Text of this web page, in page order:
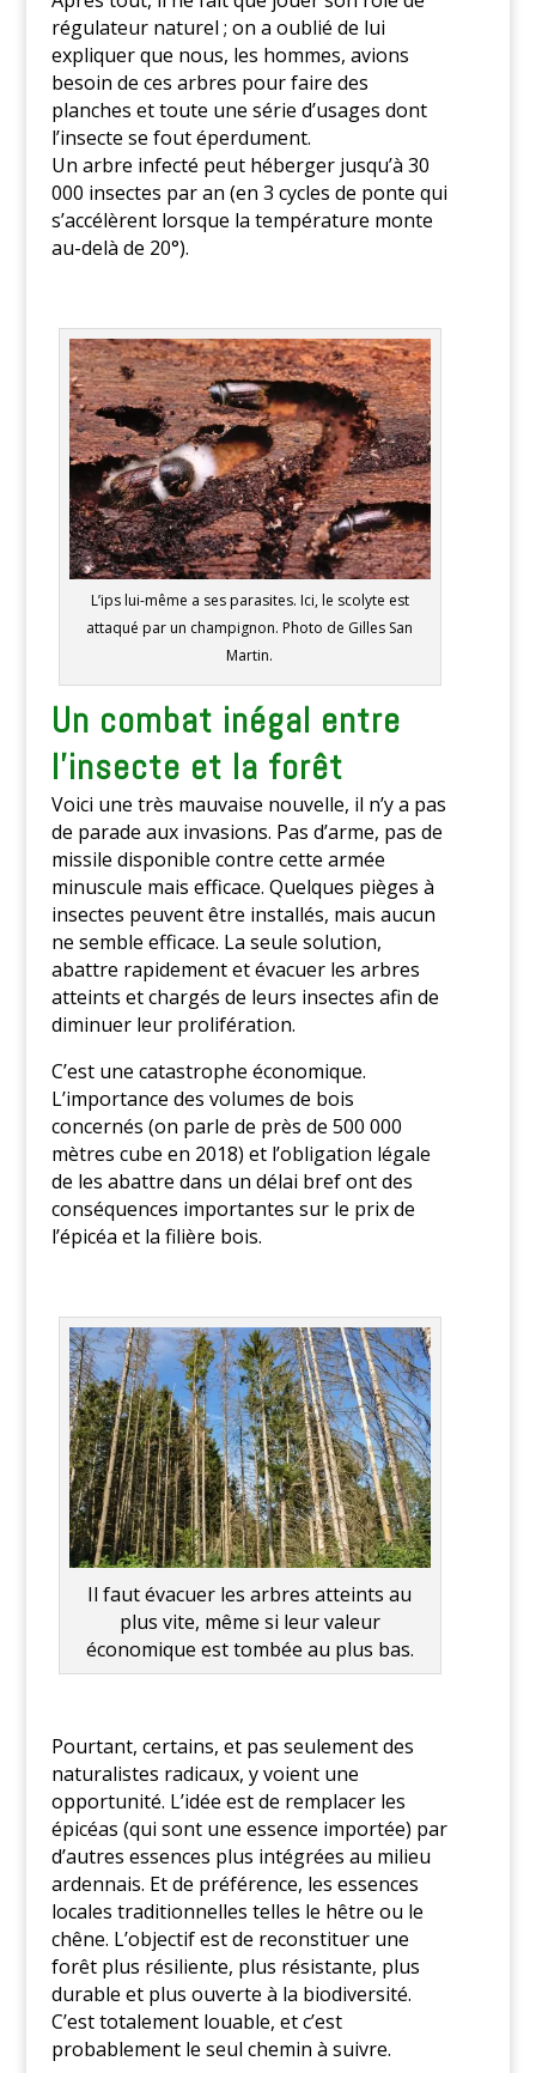
régulateur naturel ; on a oublié de lui
expliquer que nous, les hommes, avions
besoin de ces arbres pour faire des
planches et toute une série d’usages dont
l’insecte se fout éperdument.
Un arbre infecté peut héberger jusqu’à 30
000 insectes par an (en 3 cycles de ponte qui
s’accélèrent lorsque la température monte
au-delà de 20°).
L’ips lui-même a ses parasites. Ici, le scolyte est
attaqué par un champignon. Photo de Gilles San
Martin.
Un combat inégal entre
l’insecte et la forêt
Voici une très mauvaise nouvelle, il n’y a pas
de parade aux invasions. Pas d’arme, pas de
missile disponible contre cette armée
minuscule mais efficace. Quelques pièges à
insectes peuvent être installés, mais aucun
ne semble efficace. La seule solution,
abattre rapidement et évacuer les arbres
atteints et chargés de leurs insectes afin de
diminuer leur prolifération.
C’est une catastrophe économique.
L’importance des volumes de bois
concernés (on parle de près de 500 000
mètres cube en 2018) et l’obligation légale
de les abattre dans un délai bref ont des
conséquences importantes sur le prix de
l’épicéa et la filière bois.
Il faut évacuer les arbres atteints au
plus vite, même si leur valeur
économique est tombée au plus bas.
Pourtant, certains, et pas seulement des
naturalistes radicaux, y voient une
opportunité. L’idée est de remplacer les
épicéas (qui sont une essence importée) par
d’autres essences plus intégrées au milieu
ardennais. Et de préférence, les essences
locales traditionnelles telles le hêtre ou le
chêne. L’objectif est de reconstituer une
forêt plus résiliente, plus résistante, plus
durable et plus ouverte à la biodiversité.
C’est totalement louable, et c’est
probablement le seul chemin à suivre.